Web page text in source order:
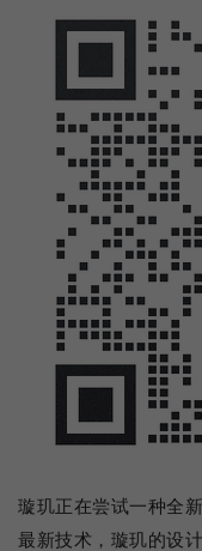
璇玑正在尝试一种全
最新技术，璇玑的设